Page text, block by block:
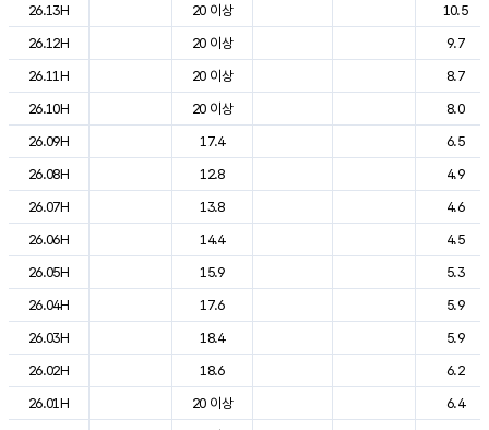
26.13H
20 이상
10.5
26.12H
20 이상
9.7
26.11H
20 이상
8.7
26.10H
20 이상
8.0
26.09H
17.4
6.5
26.08H
12.8
4.9
26.07H
13.8
4.6
26.06H
14.4
4.5
26.05H
15.9
5.3
26.04H
17.6
5.9
26.03H
18.4
5.9
26.02H
18.6
6.2
26.01H
20 이상
6.4